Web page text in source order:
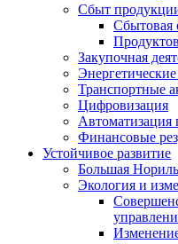
Сбыт
Сбытовая
Закупочная
Транспортные
Цифровизация
Автоматизация
Финансовые
Устойчивое развитие
Большая
Экология и